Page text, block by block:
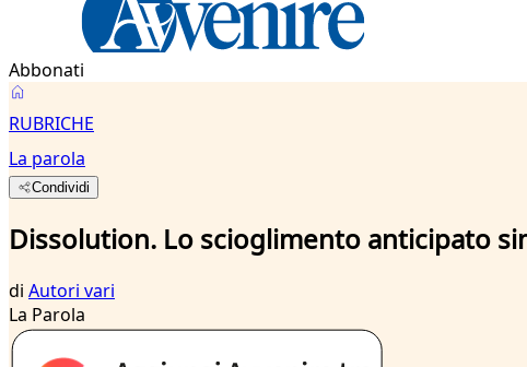
Abbonati
RUBRICHE
La parola
Condividi
Dissolution. Lo scioglimento anticipato
di Autori vari
La Parola